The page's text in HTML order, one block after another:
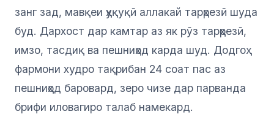
занг зад, мавқеи ҳуқуқӣ аллакай тарҳрезӣ шуда
буд. Дархост дар камтар аз як рӯз тарҳрезӣ,
имзо, тасдиқ ва пешниҳод карда шуд. Додгоҳ
фармони худро тақрибан 24 соат пас аз
пешниҳод баровард, зеро чизе дар парванда
брифи иловагиро талаб намекард.